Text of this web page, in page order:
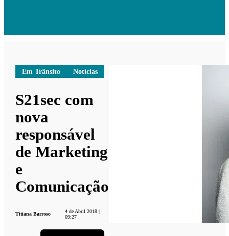
Em Trânsito Notícias
S21sec com
nova
responsável
de Marketing
e
Comunicação
Titiana Barroso
4 de Abril 2018 |
09:27